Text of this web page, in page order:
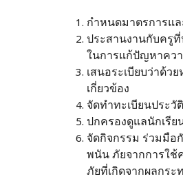
กําหนดมาตรการแ
ประสานงานกับครูที่
ในการแก้ปัญหาคว
เสนอระเบียบว่าด้
เกี่ยวข้อง
จัดทําทะเบียนประ
ปกครองดูแลนักเรีย
จัดกิจกรรม ร่วมมือ
พนัน ภัยจากการใช้
ภัยที่เกิดจากผลกร